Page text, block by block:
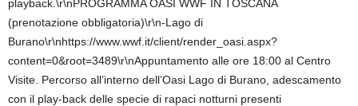
playback.\r\nPROGRAMMA OASI WWF IN TOSCANA
(prenotazione obbligatoria)\r\n-Lago di
Burano\r\nhttps://www.wwf.it/client/render_oasi.aspx?
content=0&root=3489\r\nAppuntamento alle ore 18:00 al Centro
Visite. Percorso all’interno dell’Oasi Lago di Burano, adescamento
con il play-back delle specie di rapaci notturni presenti